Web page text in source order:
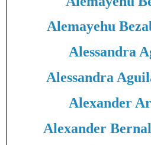
Alemayehu
Alessandra
Alessandra
Alexander
Alexander